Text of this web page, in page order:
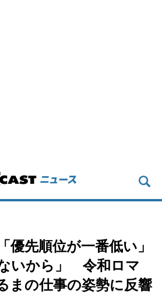
優先順位が一番低い」
いから」 令和ロマ
まの仕事の姿勢に反響